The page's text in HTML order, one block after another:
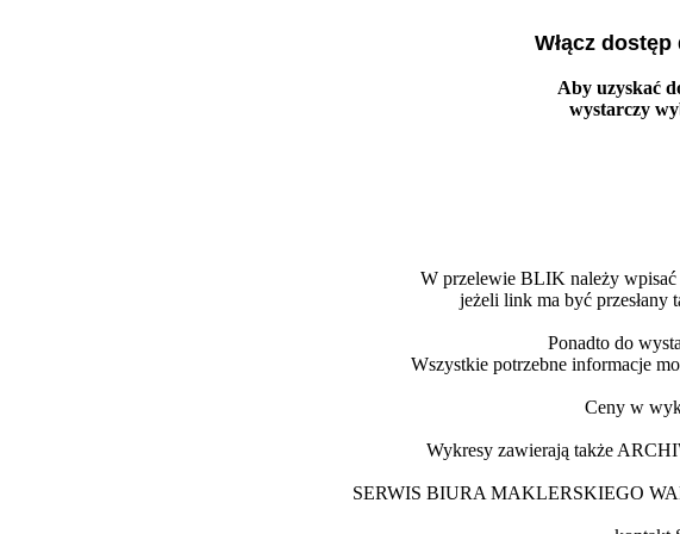
Włącz
Aby uzyskać
wystarczy
W przelewie BLIK należy wpisać
jeżeli link ma być przesłany
Ponadto do
Wszystkie potrzebne informacje
Ceny w
Wykresy zawierają także
SERWIS BIURA MAKLERSKIEGO